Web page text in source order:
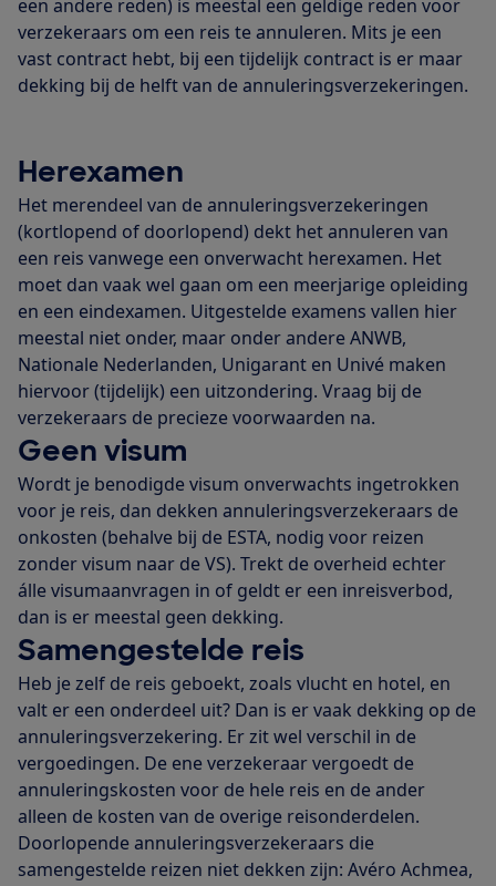
een andere reden) is meestal een geldige reden voor
verzekeraars om een reis te annuleren. Mits je een
vast contract hebt, bij een tijdelijk contract is er maar
dekking bij de helft van de annuleringsverzekeringen.
Herexamen
Het merendeel van de annuleringsverzekeringen
(kortlopend of doorlopend) dekt het annuleren van
een reis vanwege een onverwacht herexamen. Het
moet dan vaak wel gaan om een meerjarige opleiding
en een eindexamen. Uitgestelde examens vallen hier
meestal niet onder, maar onder andere ANWB,
Nationale Nederlanden, Unigarant en Univé maken
hiervoor (tijdelijk) een uitzondering. Vraag bij de
verzekeraars de precieze voorwaarden na.
Geen visum
Wordt je benodigde visum onverwachts ingetrokken
voor je reis, dan dekken annuleringsverzekeraars de
onkosten (behalve bij de ESTA, nodig voor reizen
zonder visum naar de VS). Trekt de overheid echter
álle visumaanvragen in of geldt er een inreisverbod,
dan is er meestal geen dekking.
Samengestelde reis
Heb je zelf de reis geboekt, zoals vlucht en hotel, en
valt er een onderdeel uit? Dan is er vaak dekking op de
annuleringsverzekering. Er zit wel verschil in de
vergoedingen. De ene verzekeraar vergoedt de
annuleringskosten voor de hele reis en de ander
alleen de kosten van de overige reisonderdelen.
Doorlopende annuleringsverzekeraars die
samengestelde reizen niet dekken zijn: Avéro Achmea,